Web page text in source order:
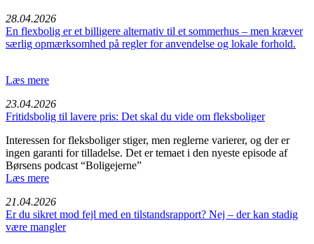
28.04.2026
En flexbolig er et billigere alternativ til et sommerhus – men kræver
særlig opmærksomhed på regler for anvendelse og lokale forhold.
Læs mere
23.04.2026
Fritids­bolig til lavere pris: Det skal du vide om fleksbo­liger
Interessen for fleksboliger stiger, men reglerne varierer, og der er
ingen garanti for tilladelse. Det er temaet i den nyeste episode af
Børsens podcast “Boligejerne”
Læs mere
21.04.2026
Er du sikret mod fejl med en tilstandsrapport? Nej – der kan stadig
være mangler